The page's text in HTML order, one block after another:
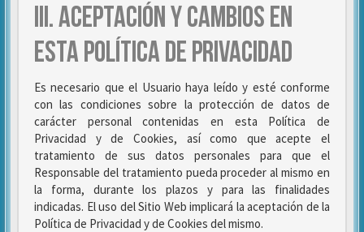
III. ACEPTACIÓN Y CAMBIOS EN
ESTA POLÍTICA DE PRIVACIDAD
Es necesario que el Usuario haya leído y esté conforme
con las condiciones sobre la protección de datos de
carácter personal contenidas en esta Política de
Privacidad y de Cookies, así como que acepte el
tratamiento de sus datos personales para que el
Responsable del tratamiento pueda proceder al mismo en
la forma, durante los plazos y para las finalidades
indicadas. El uso del Sitio Web implicará la aceptación de la
Política de Privacidad y de Cookies del mismo.